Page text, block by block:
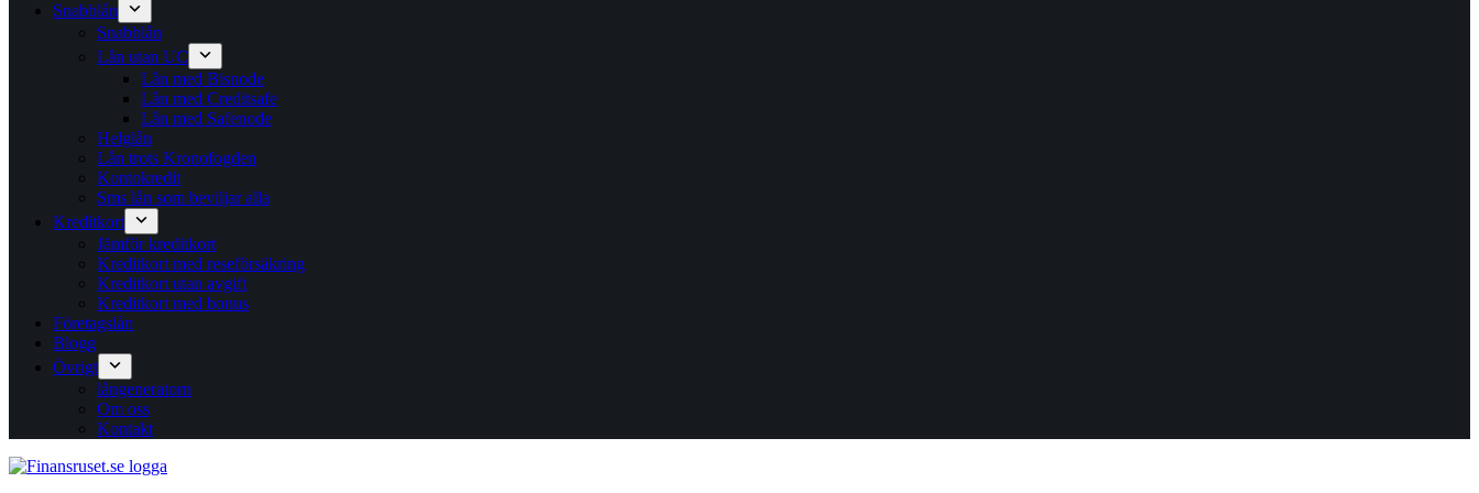
Snabblån
Snabblån
Lån utan UC
Lån med Bisnode
Lån med Creditsafe
Lån med Safenode
Helglån
Lån trots Kronofogden
Kontokredit
Sms lån som beviljar alla
Kreditkort
Jämför kreditkort
Kreditkort med reseförsäkring
Kreditkort utan avgift
Kreditkort med bonus
Företagslån
Blogg
Övrigt
långeneratorn
Om oss
Kontakt